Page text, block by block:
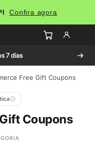
Confira agora
7 dias
Free Gift Coupons
Coupons